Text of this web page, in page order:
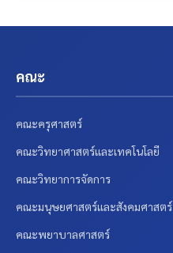
คณะ
คณะครุศาสตร์
คณะวิทยาศาสตร์และเทคโนโลยี
คณะวิทยาการจัดการ
คณะมนุษยศาสตร์และสังคมศาสตร์
คณะพยาบาลศาสตร์